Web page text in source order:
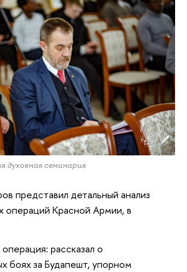
духовная семинария
представил детальный анализ
операций Красной Армии, в
рассказал о
боях за Будапешт, упорном